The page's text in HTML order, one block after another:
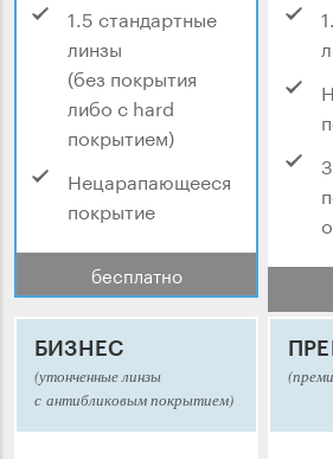
1.5 стандартные
линзы
(без покрытия
либо с hard
покрытием)
Нецарапающееся
покрытие
бесплатно
БИЗНЕС
(утонченные линзы
с антибликовым покрытием)